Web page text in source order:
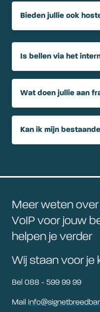
Bieden jullie ook
Is bellen via het
Wat doen jullie aan
Kan ik mijn
Meer weten
VoIP voor jouw
helpen je verder
Wij staan voor je
Bel 088 - 599 99 99
Mail